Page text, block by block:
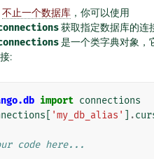
不止一个数据库 ，你可以使用
获取指定数据库的连
是一个类字典对象，
:
import connections
'my_db_alias' .
code here...